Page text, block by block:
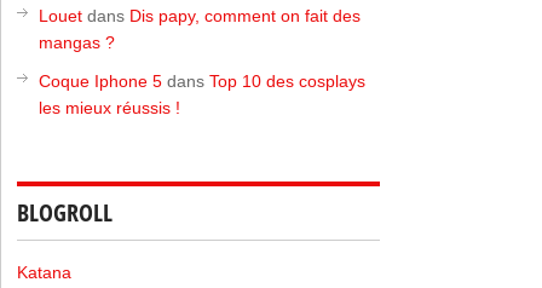
Louet dans Dis papy, comment on fait des
mangas ?
Coque Iphone 5 dansTop 10 des cosplays
les mieux réussis !
BLOGROLL
Katana